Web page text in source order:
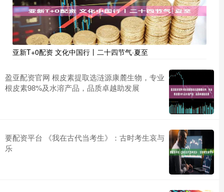
亚新T+0配资 文化中国行丨二十四节气·夏至
盈亚配资官网 根皮素提取选涟源康麓生物，专业
根皮素98%及水溶产品，品质卓越助发展
要配资平台 《我在古代当考生》：古时考生哀与
乐